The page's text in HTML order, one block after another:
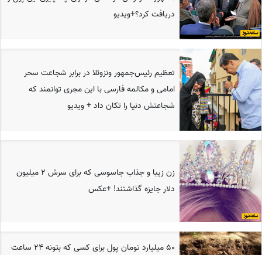
دریافت کرد؟+ویدیو
تعظیم رئیس‌جمهور ونزوئلا در برابر شجاعت سحر
امامی و مکالمه فارسی با این مجری توانمند که
شجاعتش دنیا را تکان داد + ویدیو
زن زیبا و جذاب جاسوسی که برای سرش 2 میلیون
دلار جایزه گذاشتند! +عکس
50 میلیارد تومان پول برای کسی که بتونه 24 ساعت